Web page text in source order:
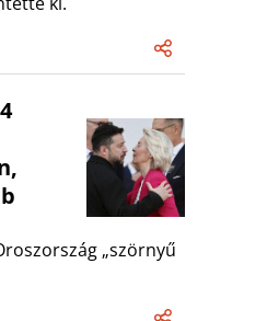
„szörnyű